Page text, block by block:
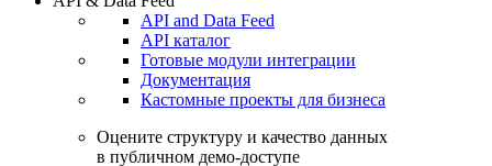
Откройте глобальную базу данных
Получить доступ
API & Data Feed
API and Data Feed
Готовые модули интеграции
Документация